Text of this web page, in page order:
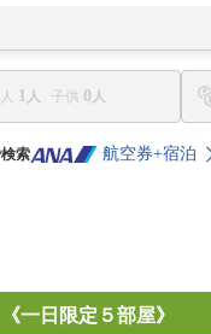
1 子供 0
索 航空券+宿泊
一日限定５部屋》